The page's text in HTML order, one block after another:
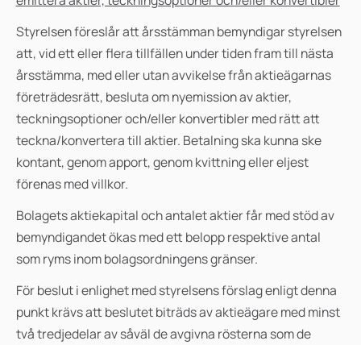
Styrelsen föreslår att årsstämman bemyndigar styrelsen
att, vid ett eller flera tillfällen under tiden fram till nästa
årsstämma, med eller utan avvikelse från aktieägarnas
företrädesrätt, besluta om nyemission av aktier,
teckningsoptioner och/eller konvertibler med rätt att
teckna/konvertera till aktier. Betalning ska kunna ske
kontant, genom apport, genom kvittning eller eljest
förenas med villkor.
Bolagets aktiekapital och antalet aktier får med stöd av
bemyndigandet ökas med ett belopp respektive antal
som ryms inom bolagsordningens gränser.
För beslut i enlighet med styrelsens förslag enligt denna
punkt krävs att beslutet biträds av aktieägare med minst
två tredjedelar av såväl de avgivna rösterna som de